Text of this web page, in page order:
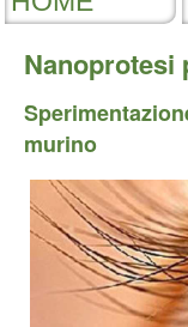
Nanoprotesi
murino